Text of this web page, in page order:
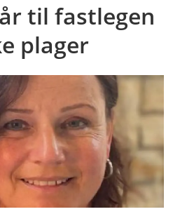
til fastlegen
plager